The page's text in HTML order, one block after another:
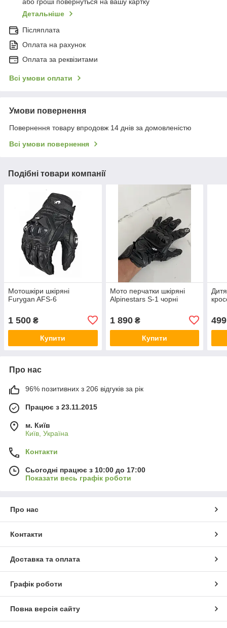
або гроші повернуться на вашу картку
Детальніше
Післяплата
Оплата на рахунок
Оплата за реквізитами
Всі умови оплати
Умови повернення
Повернення товару впродовж 14 днів за домовленістю
Всі умови повернення
Подібні товари компанії
Мотошкіри шкіряні
Furygan AFS-6
1 500 ₴
Купити
Мото перчатки шкіряні
Alpinestars S-1 чорні
1 890₴
Купити
499
Про нас
96% позитивних з 206 відгуків за рік
Працює з 23.11.2015
м. Київ
Київ, Україна
Контакти
Сьогодні працює з 10:00 до 17:00
Показати весь графік роботи
Про нас
Контакти
Доставка та оплата
Графік роботи
Повна версія сайту